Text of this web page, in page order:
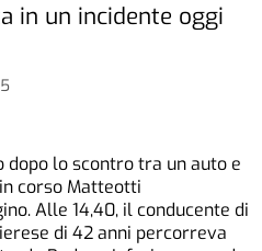
in un incidente oggi
lo scontro tra un auto e
corso Matteotti
Alle 14,40, il conducente di
di 42 anni percorreva